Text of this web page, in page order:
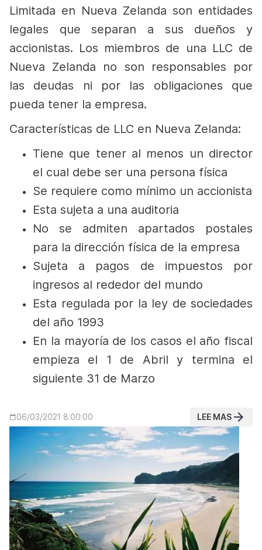
Limitada en Nueva Zelanda son entidades
legales que separan a sus dueños y
accionistas. Los miembros de una LLC de
Nueva Zelanda no son responsables por
las deudas ni por las obligaciones que
pueda tener la empresa.
Características de LLC en Nueva Zelanda:
Tiene que tener al menos un director
el cual debe ser una persona física
Se requiere como mínimo un accionista
Esta sujeta a una auditoria
No se admiten apartados postales
para la dirección física de la empresa
Sujeta a pagos de impuestos por
ingresos al rededor del mundo
Esta regulada por la ley de sociedades
del año 1993
En la mayoría de los casos el año fiscal
empieza el 1 de Abril y termina el
siguiente 31 de Marzo
06/03/2021 8:00:00 LEE MAS